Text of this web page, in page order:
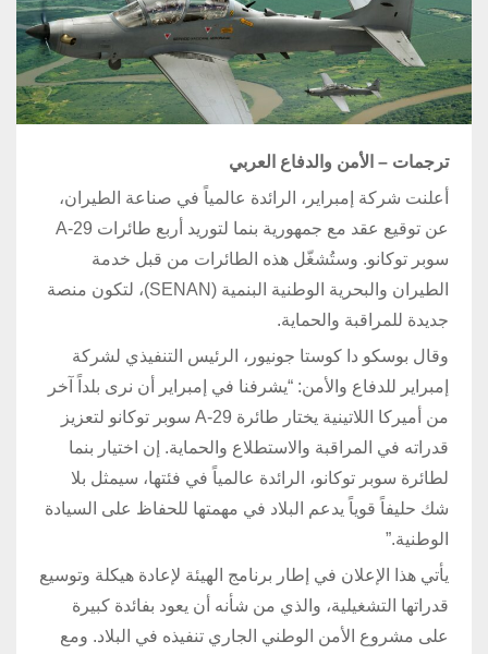
ترجمات – الأمن والدفاع العربي
أعلنت شركة إمبراير، الرائدة عالمياً في صناعة الطيران،
عن توقيع عقد مع جمهورية بنما لتوريد أربع طائرات A-29
سوبر توكانو. وستُشغّل هذه الطائرات من قبل خدمة
الطيران والبحرية الوطنية البنمية (SENAN)، لتكون منصة
جديدة للمراقبة والحماية.
وقال بوسكو دا كوستا جونيور، الرئيس التنفيذي لشركة
إمبراير للدفاع والأمن: “يشرفنا في إمبراير أن نرى بلداً آخر
من أميركا اللاتينية يختار طائرة A-29 سوبر توكانو لتعزيز
قدراته في المراقبة والاستطلاع والحماية. إن اختيار بنما
لطائرة سوبر توكانو، الرائدة عالمياً في فئتها، سيمثل بلا
شك حليفاً قوياً يدعم البلاد في مهمتها للحفاظ على السيادة
الوطنية.”
يأتي هذا الإعلان في إطار برنامج الهيئة لإعادة هيكلة وتوسيع
قدراتها التشغيلية، والذي من شأنه أن يعود بفائدة كبيرة
على مشروع الأمن الوطني الجاري تنفيذه في البلاد. ومع